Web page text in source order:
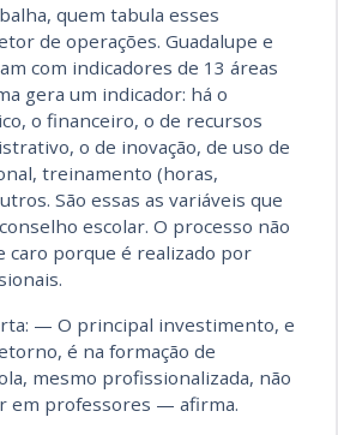
quem tabula esses
de operações. Guadalupe e
com indicadores de 13 áreas
gera um indicador: há o
o financeiro, o de recursos
o de inovação, de uso de
treinamento (horas,
São essas as variáveis que
escolar. O processo não
caro porque é realizado por
— O principal investimento, e
é na formação de
mesmo profissionalizada, não
em professores — afirma.